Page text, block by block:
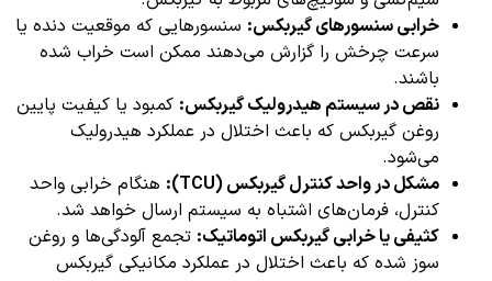
خرابی سنسورهای گیربکس: سنسورهایی که موقعیت دنده یا
سرعت چرخش را گزارش می‌دهند ممکن است خراب شده
باشند.
نقص در سیستم هیدرولیک گیربکس: کمبود یا کیفیت پایین
روغن گیربکس که باعث اختلال در عملکرد هیدرولیک
می‌شود.
مشکل در واحد کنترل گیربکس (TCU):
هنگام خرابی واحد
کنترل، فرمان‌های اشتباه به سیستم ارسال خواهد شد.
کثیفی یا خرابی گیربکس اتوماتیک: تجمع آلودگی‌ها و روغن
سوز شده که باعث اختلال در عملکرد مکانیکی گیربکس